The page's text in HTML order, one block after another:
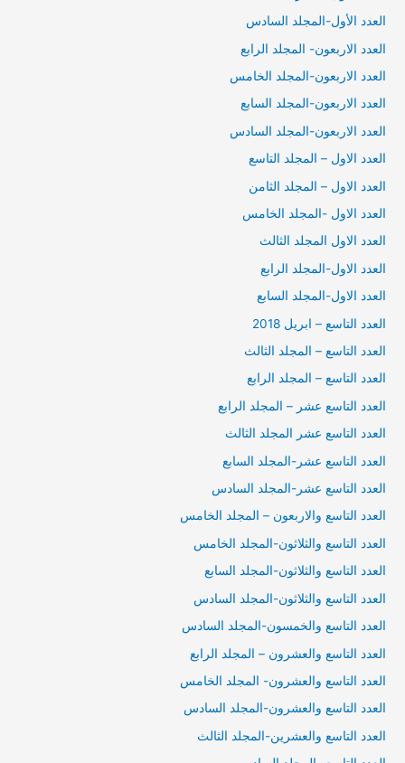
العدد الأول-المجلد السادس
العدد الاربعون- المجلد الرابع
العدد الاربعون-المجلد الخامس
العدد الاربعون-المجلد السابع
العدد الاربعون-المجلد السادس
العدد الاول – المجلد التاسع
العدد الاول – المجلد الثامن
العدد الاول -المجلد الخامس
العدد الاول المجلد الثالث
العدد الاول-المجلد الرابع
العدد الاول-المجلد السابع
العدد التاسع – ابريل 2018
العدد التاسع – المجلد الثالث
العدد التاسع – المجلد الرابع
العدد التاسع عشر – المجلد الرابع
العدد التاسع عشر المجلد الثالث
العدد التاسع عشر-المجلد السابع
العدد التاسع عشر-المجلد السادس
العدد التاسع والاربعون – المجلد الخامس
العدد التاسع والثلاثون-المجلد الخامس
العدد التاسع والثلاثون-المجلد السابع
العدد التاسع والثلاثون-المجلد السادس
العدد التاسع والخمسون-المجلد السادس
العدد التاسع والعشرون – المجلد الرابع
العدد التاسع والعشرون- المجلد الخامس
العدد التاسع والعشرون-المجلد السادس
العدد التاسع والعشرين-المجلد الثالث